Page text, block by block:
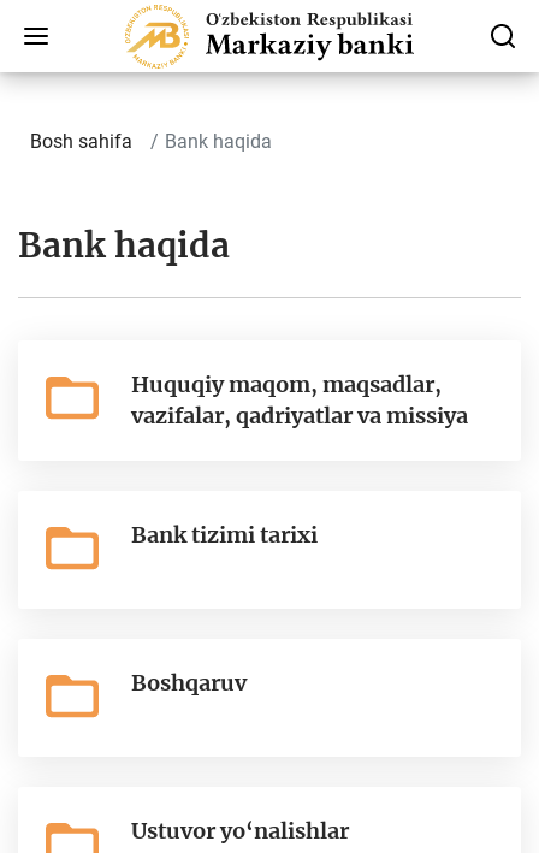
Bosh sahifa Bank haqida
Bank haqida
Huquqiy maqom, maqsadlar,
vazifalar, qadriyatlar va missiya
Bank tizimi tarixi
Boshqaruv
Ustuvor yo‘nalishlar